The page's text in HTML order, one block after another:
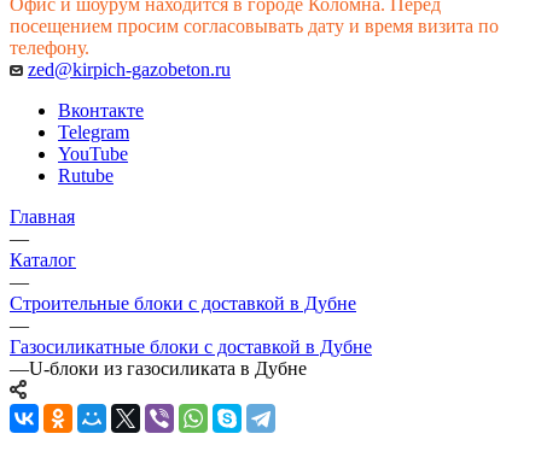
Офис и шоурум находится в городе Коломна. Перед
посещением просим согласовывать дату и время визита по
телефону.
zed@kirpich-gazobeton.ru
Вконтакте
Telegram
YouTube
Rutube
Главная
—
Каталог
—
Строительные блоки с доставкой в Дубне
—
Газосиликатные блоки с доставкой в Дубне
—U-блоки из газосиликата в Дубне